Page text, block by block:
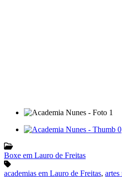
Boxe em Lauro de Freitas
academias em Lauro de Freitas,